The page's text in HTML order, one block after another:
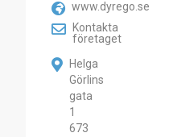
www.dyrego.se
Kontakta
företaget
Helga
Görlins
gata
1
673